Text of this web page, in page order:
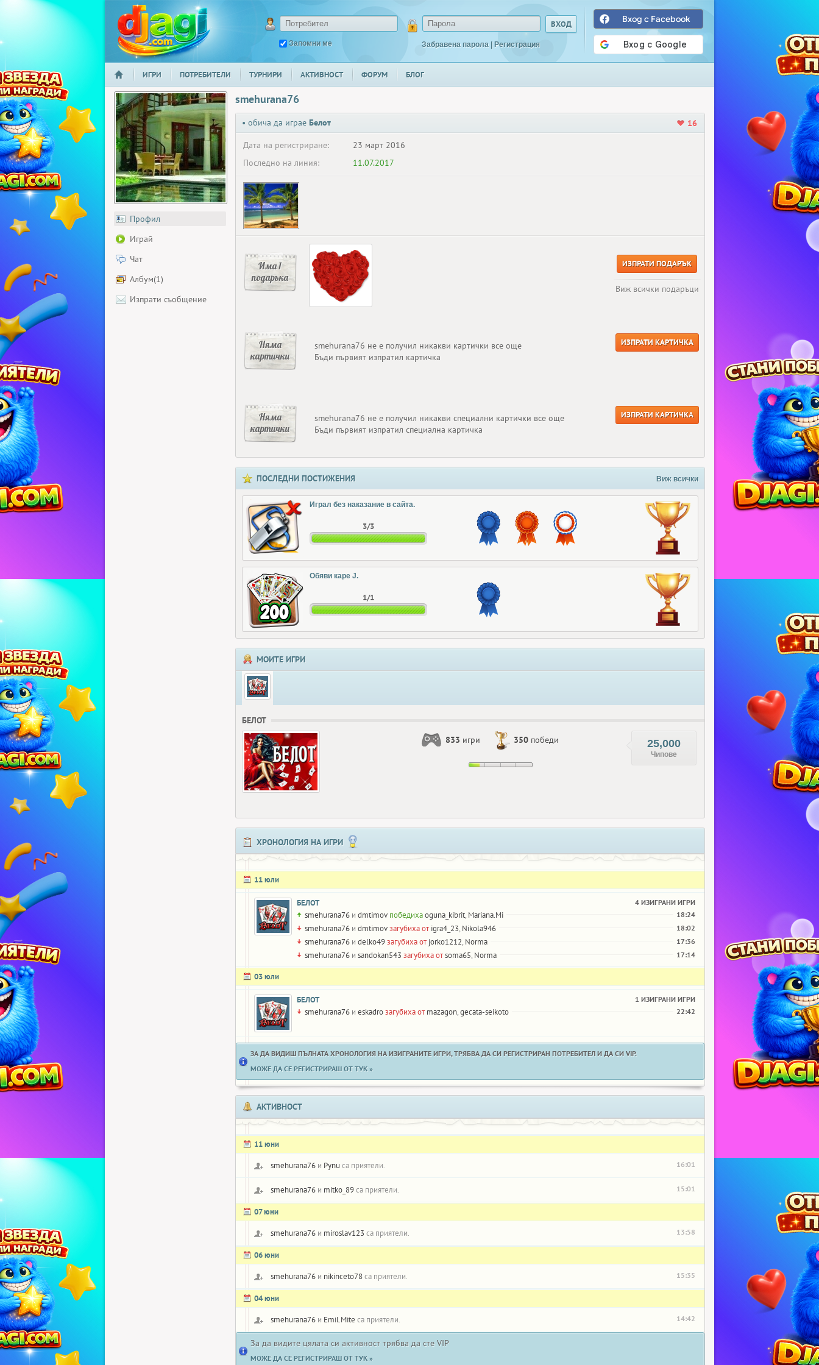
djagi.com
Запомни ме Забравена парола | Регистрация
Вход с Facebook
НАЧАЛО
ИГРИ ПОТРЕБИТЕЛИ ТУРНИРИ АКТИВНОСТ ФОРУМ БЛОГ
Профил
Играй
Чат
Албум(1)
Изпрати съобщение
smehurana76
• обича да играе Белот
16
Дата на регистриране:
23 март 2016
Последно на линия:
11.07.2017
Има 1
подаръка
ИЗПРАТИ ПОДАРЪК
Виж всички подаръци
Няма
картички
smehurana76 не е получил никакви картички все още
Бъди първият изпратил картичка
ИЗПРАТИ КАРТИЧКА
Няма
картички
smehurana76 не е получил никакви специални картички все още
Бъди първият изпратил специална картичка
ИЗПРАТИ КАРТИЧКА
ПОСЛЕДНИ ПОСТИЖЕНИЯ Виж всички
Играл без наказание в сайта.
3/3
Обяви каре J.
1/1
МОИТЕ ИГРИ
БЕЛОТ
833 игри 350 победи 25,000
Чипове
ХРОНОЛОГИЯ НА ИГРИ
11 юли
БЕЛОТ 4 ИЗИГРАНИ ИГРИ
smehurana76 и dmtimov победихаoguna_kibrit, Mariana.Mi 18:24
smehurana76 и dmtimovзагубиха от igra4_23, Nikola946 18:02
smehurana76 и delko49загубиха от jorko1212, Norma 17:36
smehurana76 и sandokan543 загубиха отsoma65, Norma 17:14
03 юли
БЕЛОТ 1 ИЗИГРАНИ ИГРИ
smehurana76 и eskadroзагубиха от mazagon,gecata-seikoto 22:42
ЗА ДА ВИДИШ ПЪЛНАТА ХРОНОЛОГИЯ НА ИЗИГРАНИТЕ ИГРИ, ТРЯБВА ДА СИ РЕГИСТРИРАН ПОТРЕБИТЕЛ И ДА СИ VIP.
МОЖЕ ДА СЕ РЕГИСТРИРАШ ОТ ТУК »
АКТИВНОСТ
11 юни
smehurana76 и Pynu са приятели. 16:01
smehurana76 и mitko_89са приятели. 15:01
07 юни
smehurana76 и miroslav123 са приятели. 13:58
06 юни
smehurana76 и nikinceto78са приятели. 15:35
04 юни
smehurana76 и Emil.Mite са приятели. 14:42
За да видите цялата си активност трябва да сте VIP
МОЖЕ ДА СЕ РЕГИСТРИРАШ ОТ ТУК »